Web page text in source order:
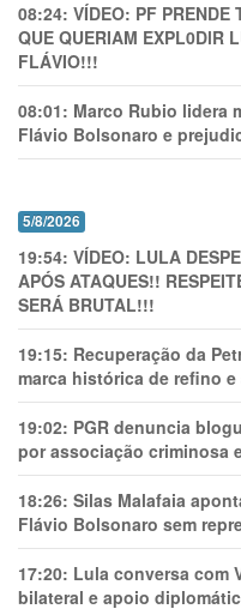
08:24: VÍDEO: PF PRENDE
QUE QUERIAM EXPL0DlR
FLÁVIO!!!
08:01: Marco Rubio lidera
Flávio Bolsonaro e
5/8/2026
19:54: VÍDEO: LULA
APÓS ATAQUES!!
SERÁ BRUTAL!!!
19:15: Recuperação da
marca histórica de refino
19:02: PGR denuncia
por associação criminosa
18:26: Silas Malafaia
Flávio Bolsonaro sem
17:20: Lula conversa com
bilateral e apoio